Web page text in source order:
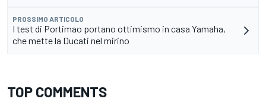
PROSSIMO ARTICOLO
I test di Portimao portano ottimismo in casa Yamaha,
che mette la Ducati nel mirino
TOP COMMENTS